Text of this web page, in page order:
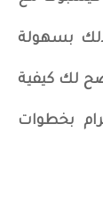
بسهولة
لك كيفية
بخطوات